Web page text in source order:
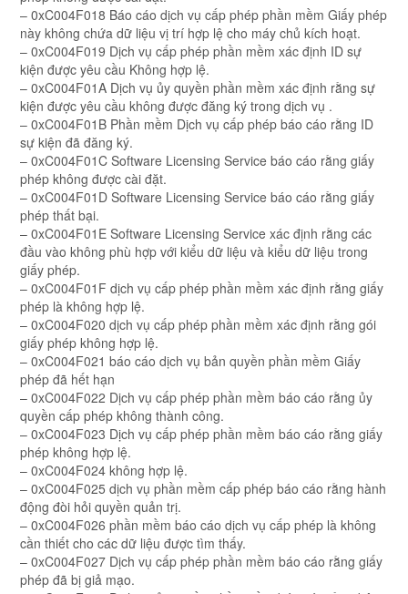
– 0xC004F018 Báo cáo dịch vụ cấp phép phần mềm Giấy phép
này không chứa dữ liệu vị trí hợp lệ cho máy chủ kích hoạt.
– 0xC004F019 Dịch vụ cấp phép phần mềm xác định ID sự
kiện được yêu cầu Không hợp lệ.
– 0xC004F01A Dịch vụ ủy quyền phần mềm xác định rằng sự
kiện được yêu cầu không được đăng ký trong dịch vụ .
– 0xC004F01B Phần mềm Dịch vụ cấp phép báo cáo rằng ID
sự kiện đã đăng ký.
– 0xC004F01C Software Licensing Service báo cáo rằng giấy
phép không được cài đặt.
– 0xC004F01D Software Licensing Service báo cáo rằng giấy
phép thất bại.
– 0xC004F01E Software Licensing Service xác định rằng các
đầu vào không phù hợp với kiểu dữ liệu và kiểu dữ liệu trong
giấy phép.
– 0xC004F01F dịch vụ cấp phép phần mềm xác định rằng giấy
phép là không hợp lệ.
– 0xC004F020 dịch vụ cấp phép phần mềm xác định rằng gói
giấy phép không hợp lệ.
– 0xC004F021 báo cáo dịch vụ bản quyền phần mềm Giấy
phép đã hết hạn
– 0xC004F022 Dịch vụ cấp phép phần mềm báo cáo rằng ủy
quyền cấp phép không thành công.
– 0xC004F023 Dịch vụ cấp phép phần mềm báo cáo rằng giấy
phép không hợp lệ.
– 0xC004F024 không hợp lệ.
– 0xC004F025 dịch vụ phần mềm cấp phép báo cáo rằng hành
động đòi hỏi quyền quản trị.
– 0xC004F026 phần mềm báo cáo dịch vụ cấp phép là không
cần thiết cho các dữ liệu được tìm thấy.
– 0xC004F027 Dịch vụ cấp phép phần mềm báo cáo rằng giấy
phép đã bị giả mạo.